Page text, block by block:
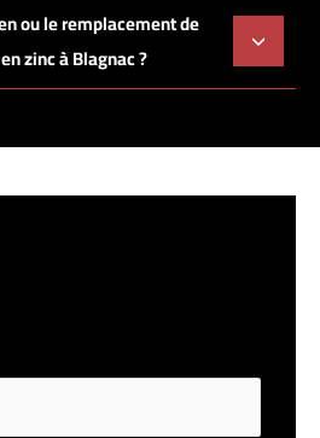
ou le remplacement de
zinc à Blagnac ?